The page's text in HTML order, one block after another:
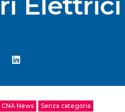
CNA News Senza categoria